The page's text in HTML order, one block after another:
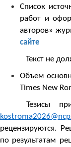
Список
работ и
авторов»
сайте
Текст не
Объем
Times New
Тезисы
рецензируются.
по результатам